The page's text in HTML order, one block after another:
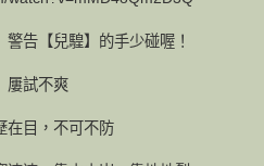
告【兒騜】的手少碰喔！
屢試不爽
在目，不可不防